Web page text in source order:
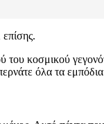
κοσμικού
όλα τα